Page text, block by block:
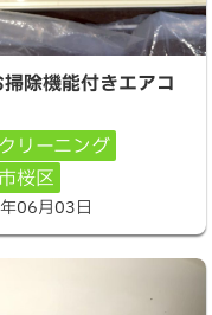
機能付きエアコン分
除機能付きエアコ
リーニング
桜区
06月03日